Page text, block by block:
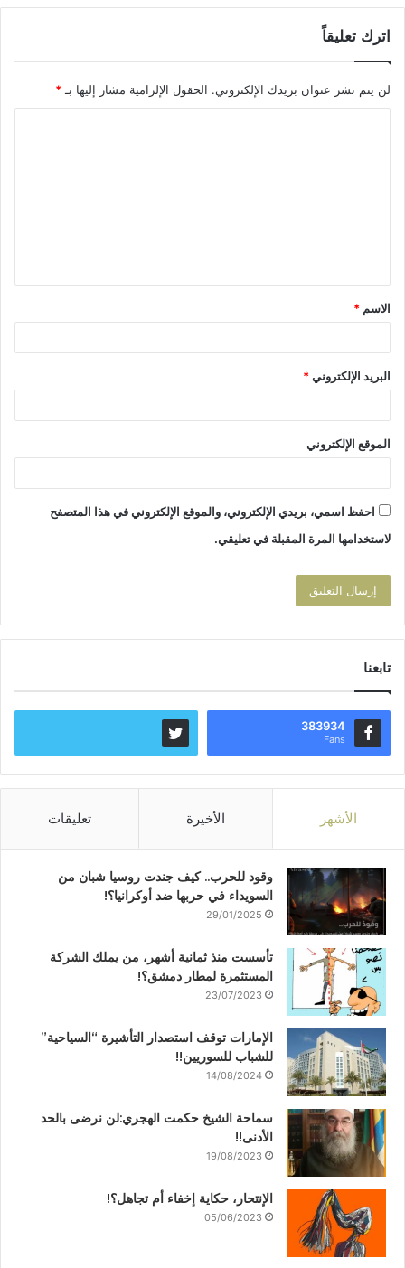
اترك تعليقاً
لن يتم نشر عنوان بريدك الإلكتروني. الحقول الإلزامية مشار إليها بـ *
ق
*
الاسم *
البريد الإلكتروني*
الموقع الإلكتروني
احفظ اسمي، بريدي الإلكتروني، والموقع الإلكتروني في هذا المتصفح
لاستخدامها المرة المقبلة في تعليقي.
تابعنا
383934
Fans
الأشهر الأخيرة تعليقات
وقود للحرب.. كيف جندت روسيا شبان من
السويداء في حربها ضد أوكرانيا؟!
29/01/2025
تأسست منذ ثمانية أشهر، من يملك الشركة
المستثمرة لمطار دمشق؟!
23/07/2023
الإمارات توقف استصدار التأشيرة “السياحية”
للشباب للسوريين!!
14/08/2024
سماحة الشيخ حكمت الهجري:لن نرضى بالحد
الأدنى!!
19/08/2023
الإنتحار، حكاية إخفاء أم تجاهل؟!
05/06/2023